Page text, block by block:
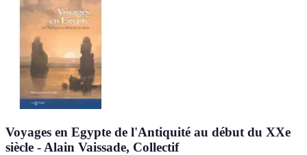
Voyages en Egypte de l'Antiquité au début du XXe
siècle - Alain Vaissade, Collectif